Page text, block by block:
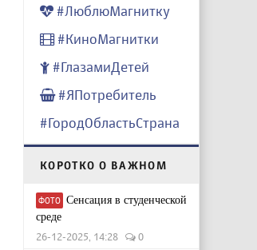
#ЛюблюМагнитку
#КиноМагнитки
#ГлазамиДетей
#ЯПотребитель
#ГородОбластьСтрана
КОРОТКО О ВАЖНОМ
ФОТО Сенсация в студенческой
среде
26-12-2025, 14:28 0